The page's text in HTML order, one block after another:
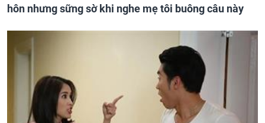
hôn nhưng sững sờ khi nghe mẹ tôi buông câu này